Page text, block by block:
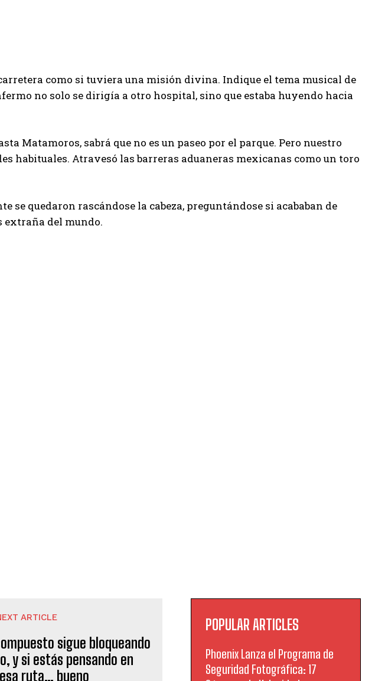
como si tuviera una misión divina. Indique el tema musical de
no solo se dirigía a otro hospital, sino que estaba huyendo hacia
Matamoros, sabrá que no es un paseo por el parque. Pero nuestro
habituales. Atravesó las barreras aduaneras mexicanas como un toro
se quedaron rascándose la cabeza, preguntándose si acababan de
extraña del mundo.
ARTICLE POPULAR ARTICLES
Phoenix Lanza el Programa de
Seguridad Fotográfica: 17